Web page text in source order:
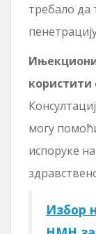
требало да
користити
могу
испоруке
Избор